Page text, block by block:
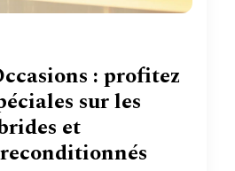
: profitez
sur les
et